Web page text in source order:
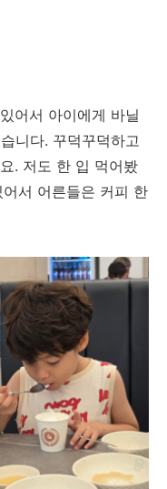
어서 아이에게 바닐
니다. 꾸덕꾸덕하고
. 저도 한 입 먹어봤
서 어른들은 커피 한